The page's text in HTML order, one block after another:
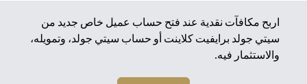
اربح مكافآت نقدية عند فتح حساب عميل خاص جديد من
سيتي جولد برايفيت كلاينت أو حساب سيتي جولد، وتمويله،
والاستثمار فيه.